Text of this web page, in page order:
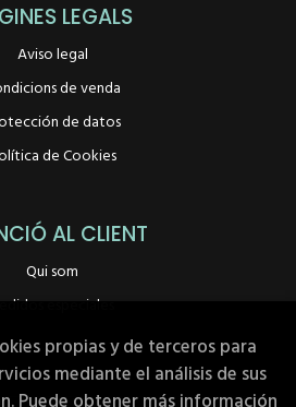
LEGALS
Aviso legal
de venda
de datos
de Cookies
AL CLIENT
Qui som
especiales
propias y de terceros para
mediante el análisis de sus